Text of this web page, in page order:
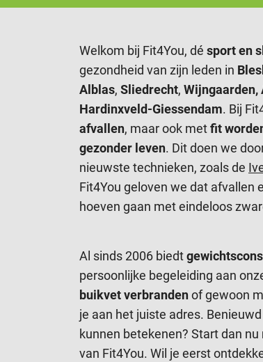
Welkom bij Fit4You, dé sport en
gezondheid van zijn leden in
Alblas, Sliedrecht, Wijngaarden,
Hardinxveld-Giessendam. Bij
afvallen, maar ook metfit
gezonder leven. Dit doen we
nieuwste technieken, zoals de
Fit4You geloven we dat afvallen
hoeven gaan met eindeloos
Al sinds 2006 biedt
persoonlijke begeleiding aan
buikvet verbrandenof gewoon
je aan het juiste adres.
kunnen betekenen? Start dan
van Fit4You. Wil je eerst